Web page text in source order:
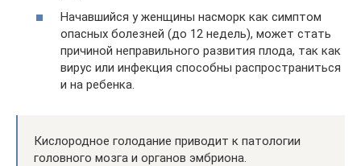
Начавшийся у женщины насморк как симптом
опасных болезней (до 12 недель), может стать
причиной неправильного развития плода, так как
вирус или инфекция способны распространиться
и на ребенка.
Кислородное голодание приводит к патологии
головного мозга и органов эмбриона.